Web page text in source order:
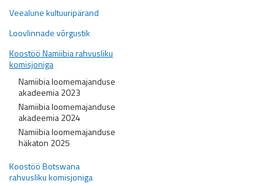
Veealune kultuuripärand
Loovlinnade võrgustik
Koostöö Namiibia rahvusliku
komisjoniga
Namiibia loomemajanduse
akadeemia 2023
Namiibia loomemajanduse
akadeemia 2024
Namiibia loomemajanduse
häkaton 2025
Koostöö Botswana
rahvusliku komisjoniga